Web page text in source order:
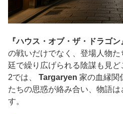
『ハウス・オブ・ザ・ドラゴン
の戦いだけでなく、登場人物
廷で繰り広げられる陰謀も見
2では、 Targaryen 家の血縁関
たちの思惑が絡み合い、物語
す。